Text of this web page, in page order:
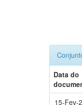
Data do
15-Fev-